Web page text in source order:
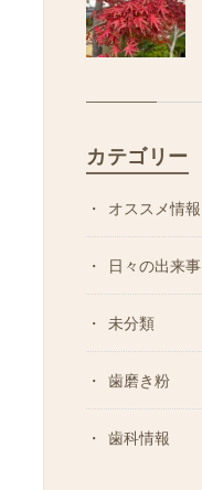
カテゴリー
オススメ情報
日々の出来事
未分類
歯磨き粉
歯科情報